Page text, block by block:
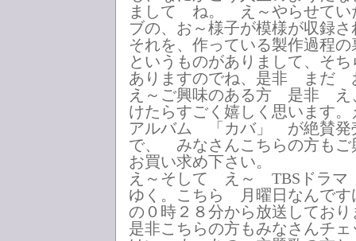
まして ね。 え～やらせて
ブの、お～様子が模様が収録
それを、作っている製作過程
というものがありまして、そ
ありますのでね、是非 まだ
え～ご興味のある方 是非 え
けたらすごく嬉しく思います
アルバム 「カバ」 が絶賛発
で、 みなさんこちらの方もご
お買い求め下さい。
え～そして え～ TBSドラ
ゆく。こちら 月曜日なんで
の０時２８分から放送してお
是非こちらの方もみなさんチ